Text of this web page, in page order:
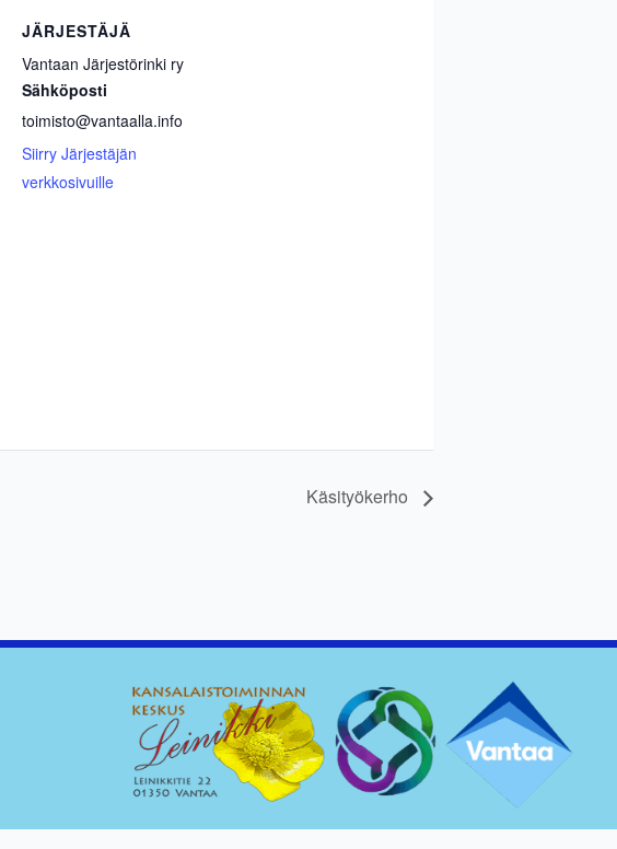
JÄRJESTÄJÄ
Vantaan Järjestörinki ry
Sähköposti
toimisto@vantaalla.info
Siirry Järjestäjän
verkkosivuille
Käsityökerho